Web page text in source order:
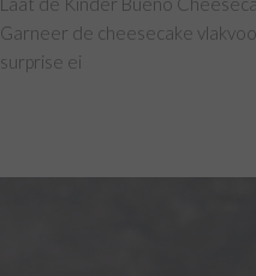
Garneer de cheesecake
surprise ei